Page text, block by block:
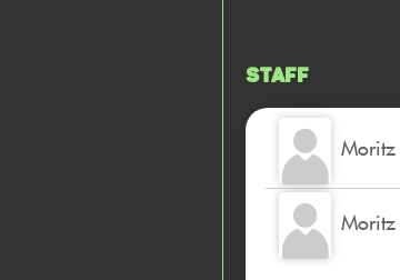
Staff
Moritz
Moritz